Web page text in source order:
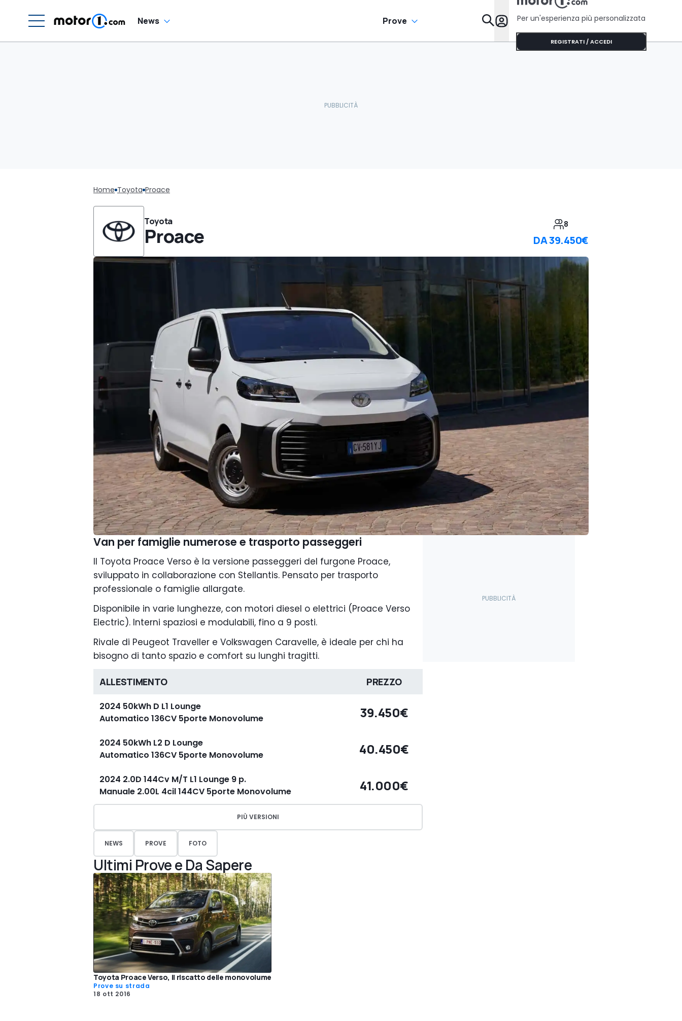
News Prove Da Sapere
Per un'esperienza più personalizzata
REGISTRATI / ACCEDI
Home Toyota Proace
Toyota
Proace 8
DA39.450€
Van per famiglie numerose e trasporto passeggeri
Il Toyota Proace Verso è la versione passeggeri del furgone Proace,
sviluppato in collaborazione con Stellantis. Pensato per trasporto
professionale o famiglie allargate.
Disponibile in varie lunghezze, con motori diesel o elettrici (Proace Verso
Electric). Interni spaziosi e modulabili, fino a 9 posti.
Rivale di Peugeot Traveller e Volkswagen Caravelle, è ideale per chi ha
bisogno di tanto spazio e comfort su lunghi tragitti.
ALLESTIMENTO PREZZO
2024 50kWh D L1 Lounge
Automatico 136CV 5porte Monovolume
39.450€
2024 50kWh L2 D Lounge
Automatico 136CV 5porte Monovolume
40.450€
2024 2.0D 144Cv M/T L1 Lounge 9 p.
Manuale 2.00L 4cil 144CV 5porte Monovolume
41.000€
PIÙ VERSIONI
NEWS PROVE FOTO
Ultimi Prove e Da Sapere
Toyota Proace Verso, il riscatto delle monovolume
Prove su strada
18 ott 2016